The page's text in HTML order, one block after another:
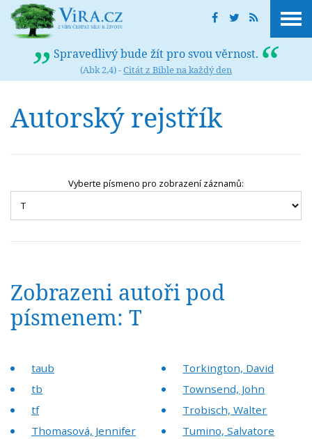
Spravedlivý bude žít pro svou věrnost.
(Abk 2,4) -Citát z Bible na každý den
Autorský rejstřík
Vyberte písmeno pro zobrazení záznamů:
Zobrazeni autoři pod
písmenem: T
taub
tb
tf
Thomasová, Jennifer
Torkington, David
Townsend, John
Trobisch, Walter
Tumino, Salvatore